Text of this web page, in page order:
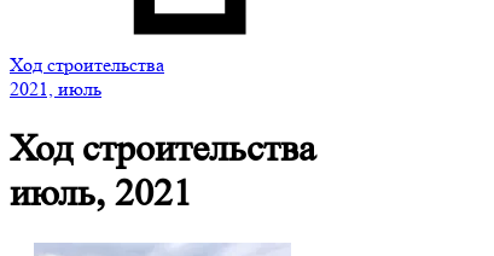
Ход строительства
2021, июль
Ход строительства
июль, 2021